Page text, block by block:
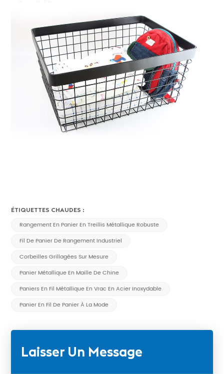
ÉTIQUETTES CHAUDES :
Rangement En Panier En Treillis Métallique Robuste
Fil De Panier De Rangement Industriel
Corbeilles Grillagées Sur Mesure
Panier Métallique En Maille De Chine
Paniers En Fil Métallique En Vrac En Acier Inoxydable
Panier En Fil De Panier À La Mode
Laisser Un Message